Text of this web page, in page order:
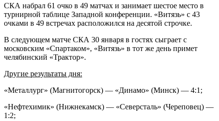
СКА набрал 61 очко в 49 матчах и занимает шестое место в
турнирной таблице Западной конференции. «Витязь» с 43
очками в 49 встречах расположился на десятой строчке.
В следующем матче СКА 30 января в гостях сыграет с
московским «Спартаком», «Витязь» в тот же день примет
челябинский «Трактор».
Другие результаты дня:
«Металлург» (Магнитогорск) — «Динамо» (Минск) — 4:1;
«Нефтехимик» (Нижнекамск) — «Северсталь» (Череповец) —
1:2;